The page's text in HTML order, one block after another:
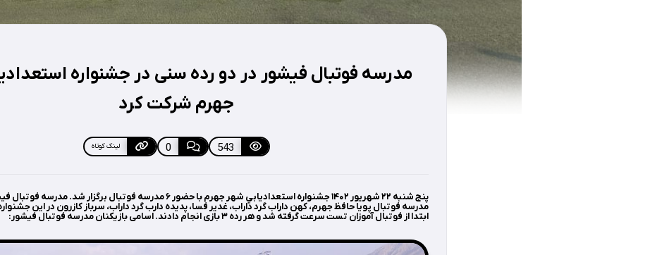
مدرسه فوتبال فیشور در دو رده سنی در جشنواره
جهرم شرکت کرد
543
0 لینک کوتاه
پنج شنبه ۲۲ شهریور ۱۴۰۲ جشنواره استعداديابي شهر جهرم با حضور ۶ مدرسه فوتبال برگزار شد.
مدرسه فوتبال پویا حافظ جهرم، کهن داراب گرد داراب، غدیر فسا، پدیده دارب گرد داراب، سرباز کازرون در این
ابتدا از فوتبال آموزان تست سرعت گرفته شد و هر رده ۳ بازی انجام دادند. اسامی بازیکنان مدرسه فوتبال فیشور: